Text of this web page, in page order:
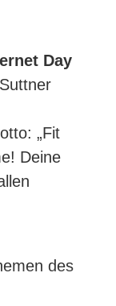
Day
„Fit
Deine
des